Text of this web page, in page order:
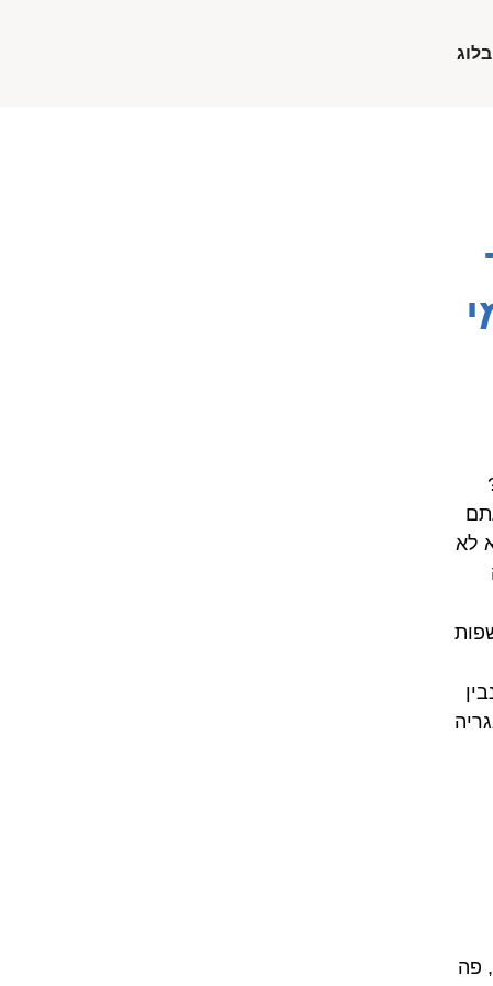
בלוג
לא
פה